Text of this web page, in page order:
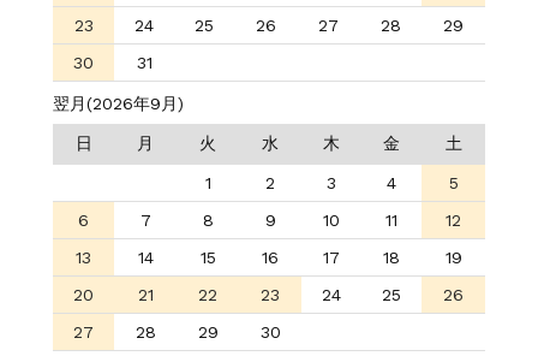
23
24 25 26 27 28
29
30
31
翌月(2026年9月)
日 月 火 水 木 金 土
1 2 3 4
5
6
7 8 9 10 11
12
13
14 15 16 17 18
19
20
21 22 23 24 25
26
27
28 29 30